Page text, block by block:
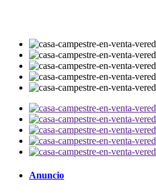
Anuncio